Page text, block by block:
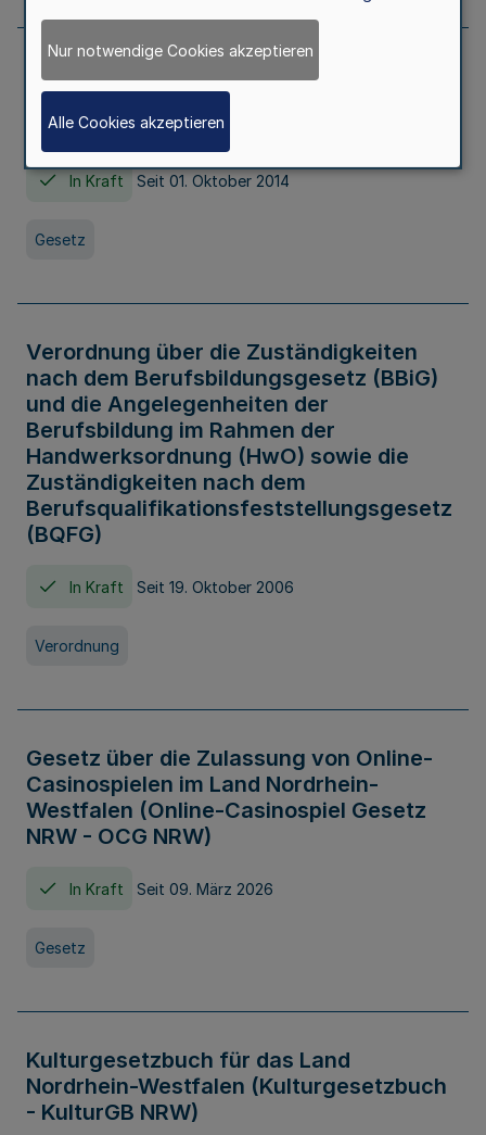
Gesetz über die Hochschulen des Landes
Nordrhein-Westfalen (Hochschulgesetz -
HG)
In Kraft Seit 01. Oktober 2014
Gesetz
Verordnung über die Zuständigkeiten
nach dem Berufsbildungsgesetz (BBiG)
und die Angelegenheiten der
Berufsbildung im Rahmen der
Handwerksordnung (HwO) sowie die
Zuständigkeiten nach dem
Berufsqualifikationsfeststellungsgesetz
(BQFG)
In Kraft Seit 19. Oktober 2006
Verordnung
Gesetz über die Zulassung von Online-
Casinospielen im Land Nordrhein-
Westfalen (Online-Casinospiel Gesetz
NRW - OCG NRW)
In Kraft Seit 09. März 2026
Gesetz
Kulturgesetzbuch für das Land
Nordrhein-Westfalen (Kulturgesetzbuch
- KulturGB NRW)
Nur notwendige Cookies akzeptieren
Alle Cookies akzeptieren